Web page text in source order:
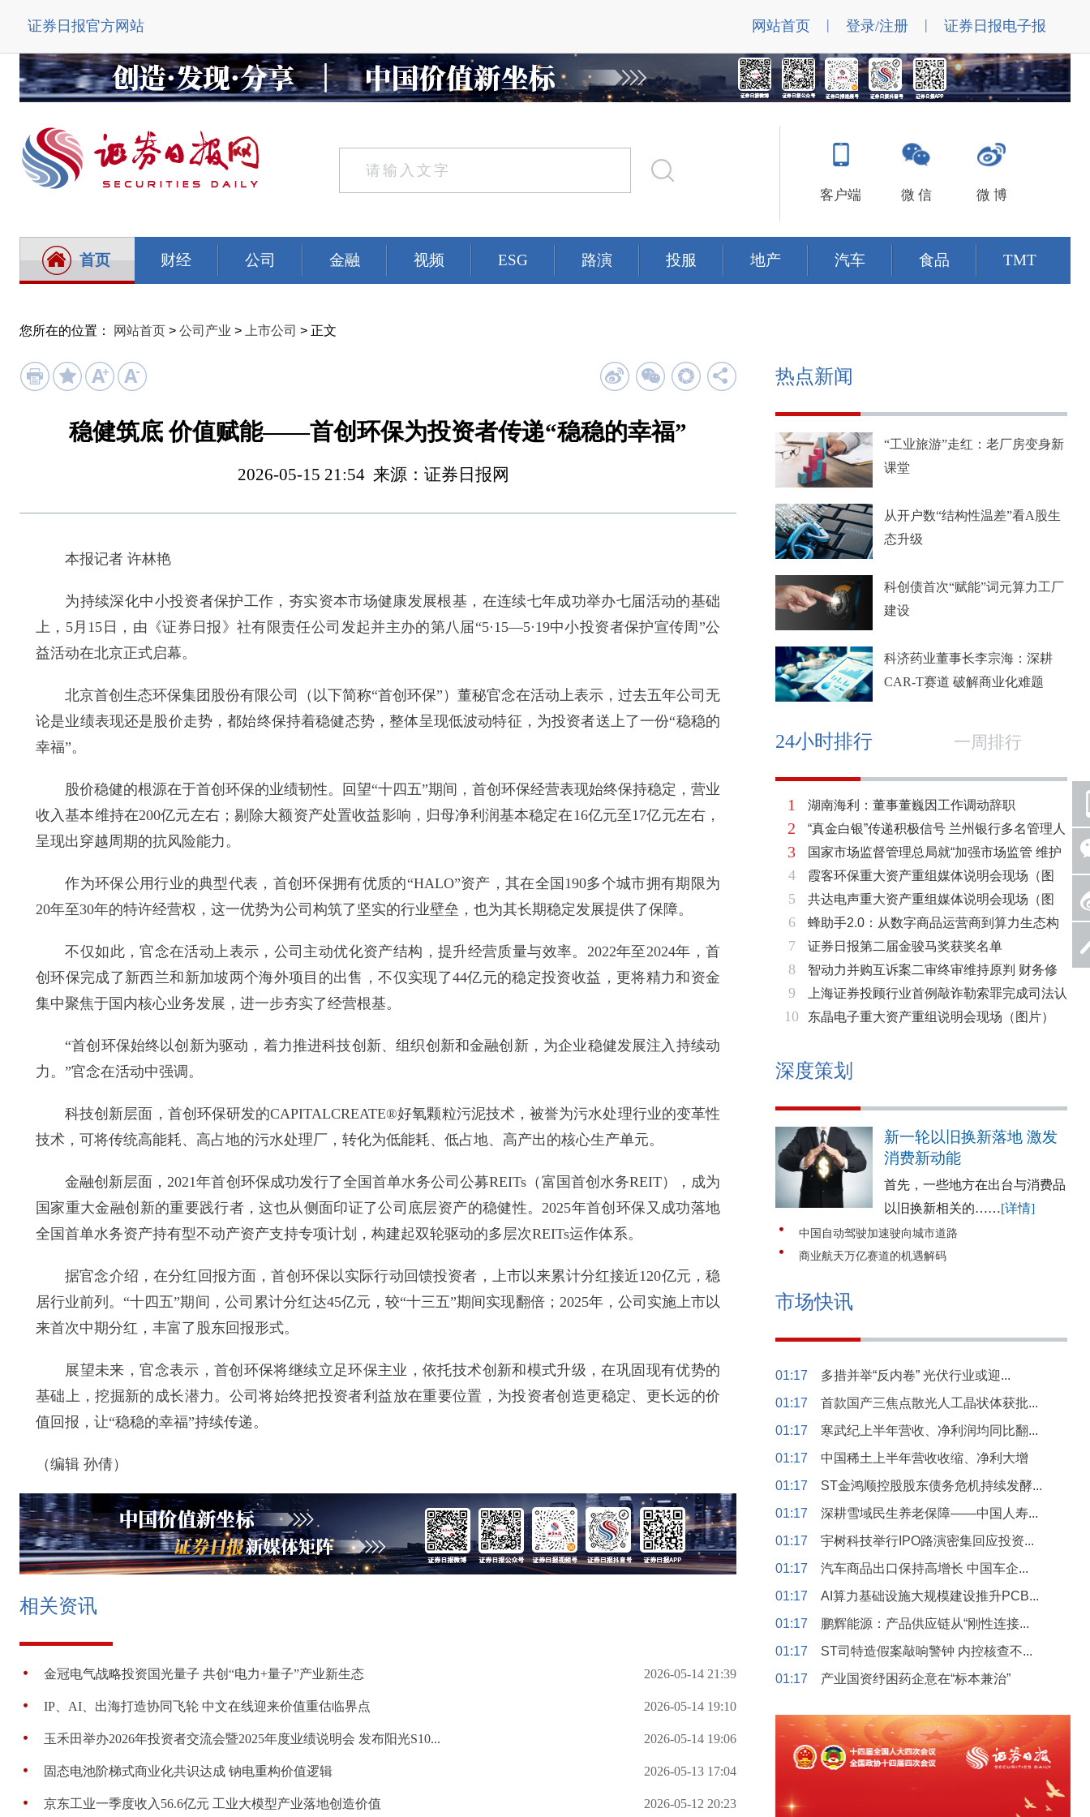
证券日报官方网站 网站首页 | 登录/注册 | 证券日报电子报
客户端 微 信 微 博
首页 财经 公司 金融 视频 ESG 路演 投服 地产 汽车 食品 TMT
您所在的位置： 网站首页 > 公司产业 > 上市公司 > 正文
稳健筑底 价值赋能——首创环保为投资者传递“稳稳的幸福”
2026-05-15 21:54 来源：证券日报网
本报记者 许林艳
为持续深化中小投资者保护工作，夯实资本市场健康发展根基，在连续七年成功举办七届活动的基础
上，5月15日，由《证券日报》社有限责任公司发起并主办的第八届“5·15—5·19中小投资者保护宣传周”公
益活动在北京正式启幕。
北京首创生态环保集团股份有限公司（以下简称“首创环保”）董秘官念在活动上表示，过去五年公司无
论是业绩表现还是股价走势，都始终保持着稳健态势，整体呈现低波动特征，为投资者送上了一份“稳稳的
幸福”。
股价稳健的根源在于首创环保的业绩韧性。回望“十四五”期间，首创环保经营表现始终保持稳定，营业
收入基本维持在200亿元左右；剔除大额资产处置收益影响，归母净利润基本稳定在16亿元至17亿元左右，
呈现出穿越周期的抗风险能力。
作为环保公用行业的典型代表，首创环保拥有优质的“HALO”资产，其在全国190多个城市拥有期限为
20年至30年的特许经营权，这一优势为公司构筑了坚实的行业壁垒，也为其长期稳定发展提供了保障。
不仅如此，官念在活动上表示，公司主动优化资产结构，提升经营质量与效率。2022年至2024年，首
创环保完成了新西兰和新加坡两个海外项目的出售，不仅实现了44亿元的稳定投资收益，更将精力和资金
集中聚焦于国内核心业务发展，进一步夯实了经营根基。
“首创环保始终以创新为驱动，着力推进科技创新、组织创新和金融创新，为企业稳健发展注入持续动
力。”官念在活动中强调。
科技创新层面，首创环保研发的CAPITALCREATE®好氧颗粒污泥技术，被誉为污水处理行业的变革性
技术，可将传统高能耗、高占地的污水处理厂，转化为低能耗、低占地、高产出的核心生产单元。
金融创新层面，2021年首创环保成功发行了全国首单水务公司公募REITs（富国首创水务REIT），成为
国家重大金融创新的重要践行者，这也从侧面印证了公司底层资产的稳健性。2025年首创环保又成功落地
全国首单水务资产持有型不动产资产支持专项计划，构建起双轮驱动的多层次REITs运作体系。
据官念介绍，在分红回报方面，首创环保以实际行动回馈投资者，上市以来累计分红接近120亿元，稳
居行业前列。“十四五”期间，公司累计分红达45亿元，较“十三五”期间实现翻倍；2025年，公司实施上市以
来首次中期分红，丰富了股东回报形式。
展望未来，官念表示，首创环保将继续立足环保主业，依托技术创新和模式升级，在巩固现有优势的
基础上，挖掘新的成长潜力。公司将始终把投资者利益放在重要位置，为投资者创造更稳定、更长远的价
值回报，让“稳稳的幸福”持续传递。
（编辑 孙倩）
相关资讯
金冠电气战略投资国光量子 共创“电力+量子”产业新生态 2026-05-14 21:39
IP、AI、出海打造协同飞轮 中文在线迎来价值重估临界点 2026-05-14 19:10
玉禾田举办2026年投资者交流会暨2025年度业绩说明会 发布阳光S10... 2026-05-14 19:06
固态电池阶梯式商业化共识达成 钠电重构价值逻辑 2026-05-13 17:04
京东工业一季度收入56.6亿元 工业大模型产业落地创造价值 2026-05-12 20:23
热点新闻
“工业旅游”走红：老厂房变身新
课堂
从开户数“结构性温差”看A股生
态升级
科创债首次“赋能”词元算力工厂
建设
科济药业董事长李宗海：深耕
CAR-T赛道 破解商业化难题
24小时排行 一周排行
1
2
3
4
5
6
7
8
9
10
湖南海利：董事董巍因工作调动辞职
“真金白银”传递积极信号 兰州银行多名管理人
员拟增持公司股份不低于600万元
国家市场监督管理总局就“加强市场监管 维护
市场秩序”答记者问
霞客环保重大资产重组媒体说明会现场（图
片）
共达电声重大资产重组媒体说明会现场（图
片）
蜂助手2.0：从数字商品运营商到算力生态构
建者的跃迁
证券日报第二届金骏马奖获奖名单
智动力并购互诉案二审终审维持原判 财务修
复与估值空间同步打开
上海证券投顾行业首例敲诈勒索罪完成司法认
定 司法机关重拳打击“职业索赔人”
东晶电子重大资产重组说明会现场（图片）
深度策划
新一轮以旧换新落地 激发
消费新动能
首先，一些地方在出台与消费品
以旧换新相关的……[详情]
中国自动驾驶加速驶向城市道路
商业航天万亿赛道的机遇解码
市场快讯
01:17
多措并举“反内卷” 光伏行业或迎...
01:17
首款国产三焦点散光人工晶状体获批...
01:17
寒武纪上半年营收、净利润均同比翻...
01:17
中国稀土上半年营收收缩、净利大增
01:17
ST金鸿顺控股股东债务危机持续发酵...
01:17
深耕雪域民生养老保障——中国人寿...
01:17
宇树科技举行IPO路演密集回应投资...
01:17
汽车商品出口保持高增长 中国车企...
01:17
AI算力基础设施大规模建设推升PCB...
01:17
鹏辉能源：产品供应链从“刚性连接...
01:17
ST司特造假案敲响警钟 内控核查不...
01:17
产业国资纾困药企意在“标本兼治”